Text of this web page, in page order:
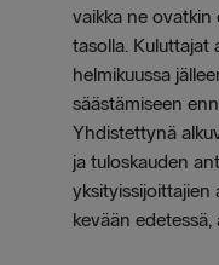
vaikka ne ovatkin
tasolla. Kuluttajat
helmikuussa
säästämiseen
Yhdistettynä
ja tuloskauden
yksityissijoittajien
kevään